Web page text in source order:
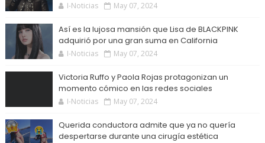
I-Noticias May 07, 2024
Así es la lujosa mansión que Lisa de BLACKPINK
adquirió por una gran suma en California
I-Noticias May 07, 2024
Victoria Ruffo y Paola Rojas protagonizan un
momento cómico en las redes sociales
I-Noticias May 07, 2024
Querida conductora admite que ya no quería
despertarse durante una cirugía estética